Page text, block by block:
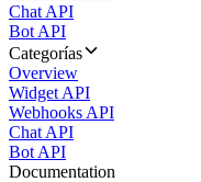
Chat API
Bot API
Categorías
Overview
Widget API
Webhooks API
Chat API
Bot API
Documentation